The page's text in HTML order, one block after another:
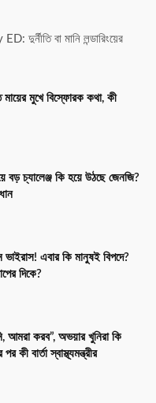
বা মানি লন্ডারিংয়ের
মায়ের মুখে বিস্ফোরক কথা, কী
বড় চ্যালেঞ্জ কি হয়ে উঠছে জেনজি?
এবার কি মানুষই বিপদে?
দিকে?
আমরা করব”, অভয়ার খুনিরা কি
কী বার্তা স্বাস্থ্যমন্ত্রীর